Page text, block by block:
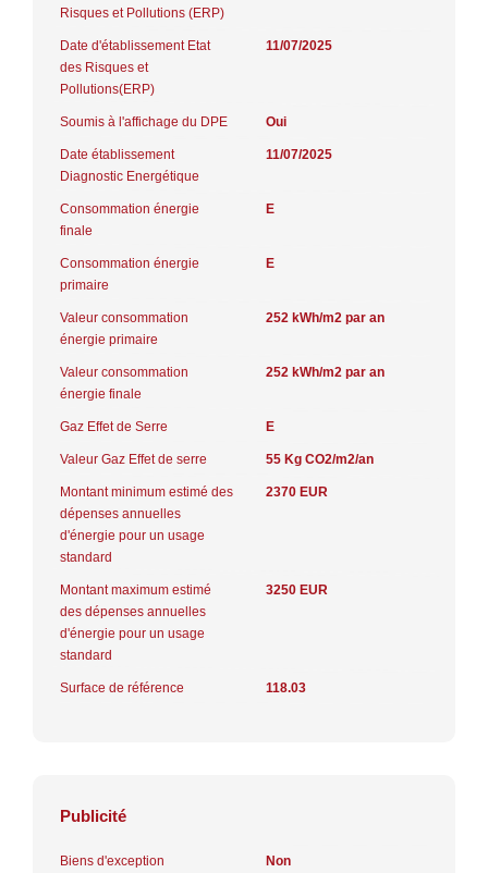
Risques et Pollutions (ERP)
Date d'établissement Etat
des Risques et
Pollutions(ERP)
11/07/2025
Soumis à l'affichage du DPE Oui
Date établissement
Diagnostic Energétique
11/07/2025
Consommation énergie
finale
E
Consommation énergie
primaire
E
Valeur consommation
énergie primaire
252 kWh/m2 par an
Valeur consommation
énergie finale
252 kWh/m2 par an
Gaz Effet de Serre E
Valeur Gaz Effet de serre 55 Kg CO2/m2/an
Montant minimum estimé des
dépenses annuelles
d'énergie pour un usage
standard
2370 EUR
Montant maximum estimé
des dépenses annuelles
d'énergie pour un usage
standard
3250 EUR
Surface de référence 118.03
Publicité
Biens d'exception Non